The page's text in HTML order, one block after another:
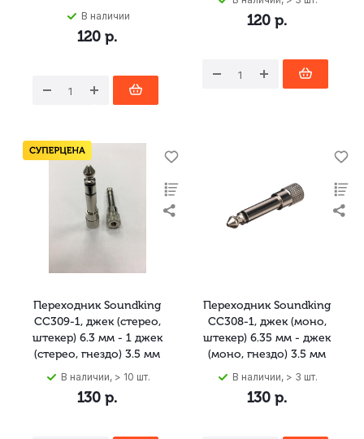
В наличии
120 р.
120 р.
Переходник Soundking
CC309-1, джек (стерео,
штекер) 6.3 мм - 1 джек
(стерео, гнездо) 3.5 мм
В наличии, > 10 шт.
130 р.
Переходник Soundking
CC308-1, джек (моно,
штекер) 6.35 мм - джек
(моно, гнездо) 3.5 мм
В наличии, > 3 шт.
130 р.